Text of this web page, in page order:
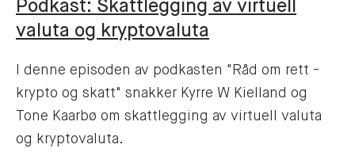
Podkast: Skattlegging av virtuell
valuta og kryptovaluta
I denne episoden av podkasten "Råd om rett -
krypto og skatt" snakker Kyrre W Kielland og
Tone Kaarbø om skattlegging av virtuell valuta
og kryptovaluta.